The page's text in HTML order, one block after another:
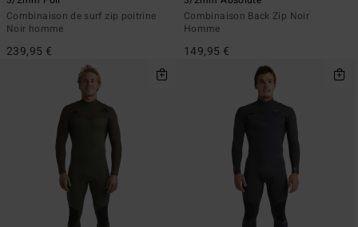
Combinaison de surf zip poitrine
Noir homme
239,95 €
Combinaison Back Zip Noir
Homme
149,95 €